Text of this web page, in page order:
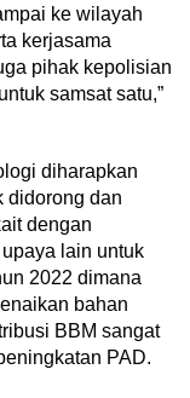
ke wilayah
kerjasama
pihak kepolisian
samsat satu,”
diharapkan
didorong dan
dengan
lain untuk
2022 dimana
bahan
BBM sangat
PAD.